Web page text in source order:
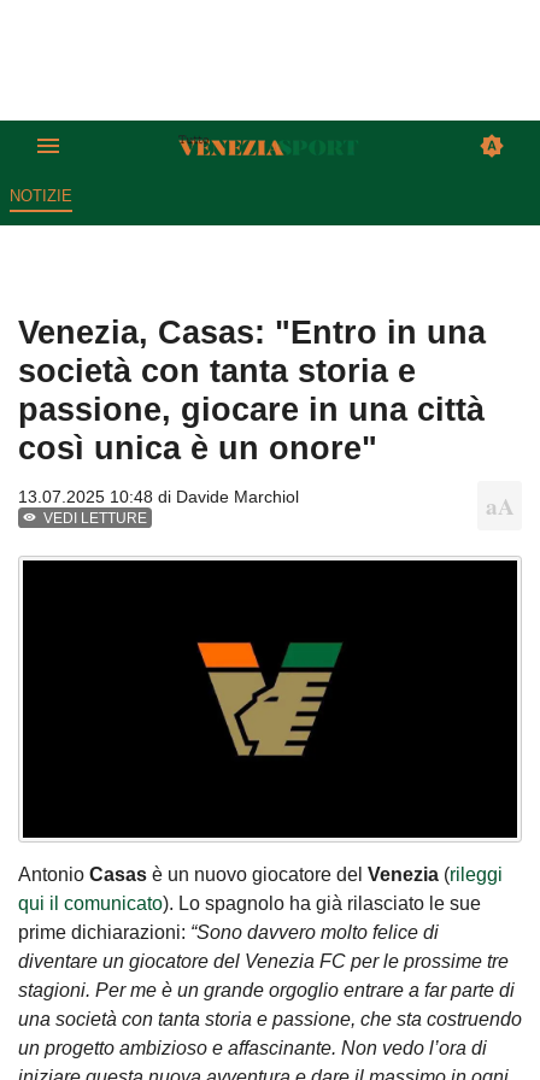
NOTIZIE
Venezia, Casas: "Entro in una
società con tanta storia e
passione, giocare in una città
così unica è un onore"
13.07.2025 10:48 di Davide Marchiol
VEDI LETTURE
Antonio Casas è un nuovo giocatore del Venezia (rileggi
qui il comunicato). Lo spagnolo ha già rilasciato le sue
prime dichiarazioni: “Sono davvero molto felice di
diventare un giocatore del Venezia FC per le prossime tre
stagioni. Per me è un grande orgoglio entrare a far parte di
una società con tanta storia e passione, che sta costruendo
un progetto ambizioso e affascinante. Non vedo l’ora di